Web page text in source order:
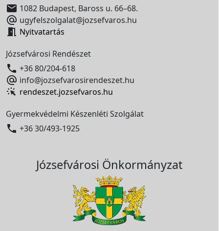
 1082 Budapest, Baross u. 66–68.
 ugyfelszolgalat@jozsefvaros.hu
 Nyitvatartás
Józsefvárosi Rendészet
 +36 80/204-618
 info@jozsefvarosirendeszet.hu
rendeszet.jozsefvaros.hu
Gyermekvédelmi Készenléti Szolgálat
 +36 30/493-1925
Józsefvárosi Önkormányzat